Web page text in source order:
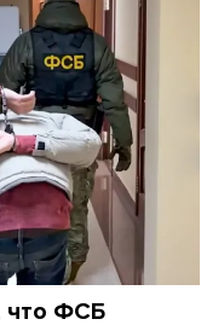
что ФСБ